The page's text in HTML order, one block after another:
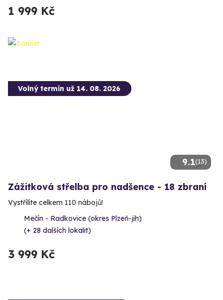
1 999 Kč
9.1(13)
Volný termín už 14. 08. 2026
Zážitková střelba pro nadšence - 18 zbraní
Vystřílíte celkem 110 nábojů!
Mečín - Radkovice (okres Plzeň-jih)
(+ 28 dalších lokalit)
3 999 Kč